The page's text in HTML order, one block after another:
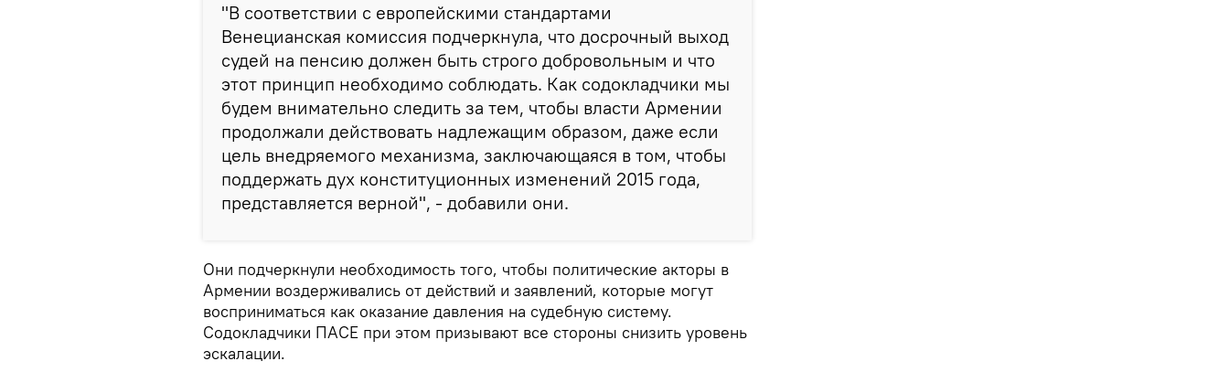
"В соответствии с европейскими стандартами
Венецианская комиссия подчеркнула, что досрочный выход
судей на пенсию должен быть строго добровольным и что
этот принцип необходимо соблюдать. Как содокладчики мы
будем внимательно следить за тем, чтобы власти Армении
продолжали действовать надлежащим образом, даже если
цель внедряемого механизма, заключающаяся в том, чтобы
поддержать дух конституционных изменений 2015 года,
представляется верной", - добавили они.
Они подчеркнули необходимость того, чтобы политические акторы в
Армении воздерживались от действий и заявлений, которые могут
восприниматься как оказание давления на судебную систему.
Содокладчики ПАСЕ при этом призывают все стороны снизить уровень
эскалации.